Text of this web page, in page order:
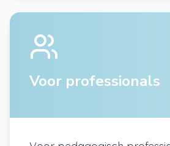
Voor professionals